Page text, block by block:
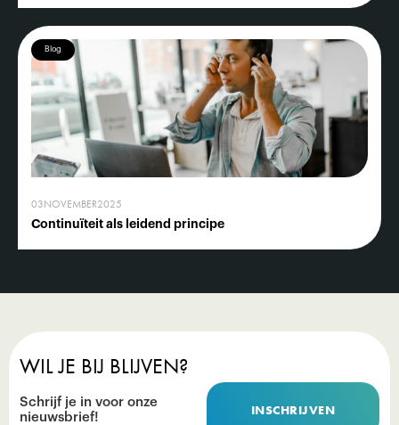
Blog
03NOVEMBER2025
Continuïteit als leidend principe
WIL JE BIJ BLIJVEN?
Schrijf je in voor onze
nieuwsbrief!
INSCHRIJVEN